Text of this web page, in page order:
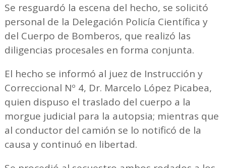
Se resguardó la escena del hecho, se solicitó
personal de la Delegación Policía Científica y
del Cuerpo de Bomberos, que realizó las
diligencias procesales en forma conjunta.
El hecho se informó al juez de Instrucción y
Correccional Nº 4, Dr. Marcelo López Picabea,
quien dispuso el traslado del cuerpo a la
morgue judicial para la autopsia; mientras que
al conductor del camión se lo notificó de la
causa y continuó en libertad.